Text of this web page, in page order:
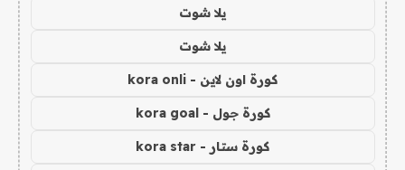
يلا شوت
يلا شوت
كورة اون لاين - kora onli
كورة جول - kora goal
كورة ستار - kora star